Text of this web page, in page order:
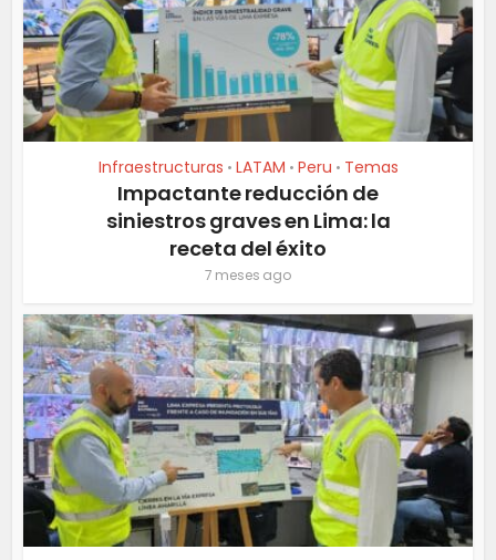
Infraestructuras • LATAM • Peru • Temas
Impactante reducción de
siniestros graves en Lima: la
receta del éxito
7 meses ago